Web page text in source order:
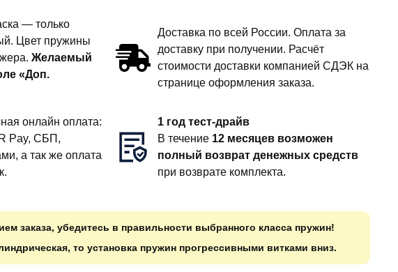
— только
Цвет пружины
Желаемый
«Доп.
Доставка по всей России. Оплата за
доставку при получении. Расчёт
стоимости доставки компанией СДЭК на
странице оформления заказа.
онлайн оплата:
Pay, СБП,
а так же оплата
1 год тест-драйв
В течение 12 месяцев возможен
полный возврат денежных средств
при возврате комплекта.
заказа, убедитесь в правильности выбранного класса пружин!
то установка пружин прогрессивными витками вниз.